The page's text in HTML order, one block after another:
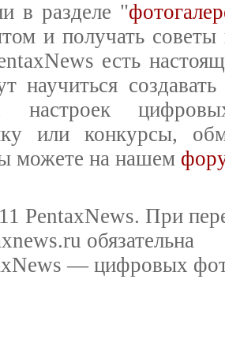
в разделе "
и получать
есть
научиться
настроек
или конкурсы,
можете на нашем
PentaxNews. При
обязательна
— цифровых